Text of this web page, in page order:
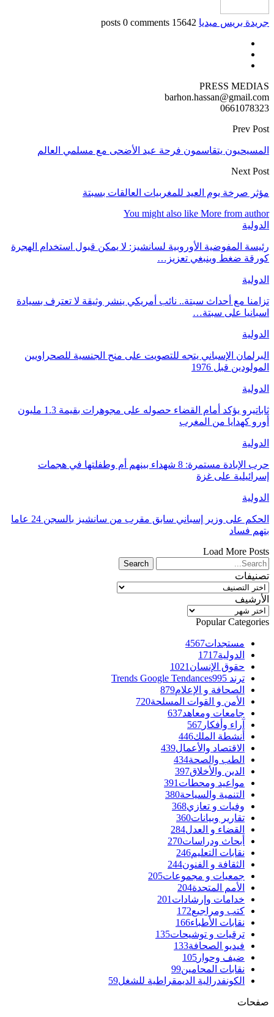
جريدة بريس ميديا 15642 posts
0 comments
PRESS MEDIAS
barhon.hassan@gmail.com
0661078323
Prev Post
المسيحيون يتقاسمون فرحة عيد الأضحى مع مسلمي العالم
Next Post
مؤثر صرخة يوم العيد للمغربيات العالقات بسبتة
You might also like More from author
الدولية
رئيسة المفوضية الأوروبية لسانشيز: لا يمكن قبول استخدام الهجرة
كورقة ضغط وينبغي تعزيز…
الدولية
تزامنا مع أحداث سبتة.. نائب أمريكي ينشر وثيقة لا تعترف بسيادة
اسبانيا على سبتة…
الدولية
البرلمان الإسباني يتجه للتصويت على منح الجنسية للصحراويين
المولودين قبل 1976
الدولية
ثاباتيرو يؤكد أمام القضاء حصوله على مجوهرات بقيمة 1.3 مليون
أورو كهدايا من المغرب
الدولية
حرب الإبادة مستمرة: 8 شهداء بينهم أم وطفلتها في هجمات
إسرائيلية على غزة
الدولية
الحكم على وزير إسباني سابق مقرب من سانشيز بالسجن 24 عاما
بتهم فساد
Load More Posts
تصنيفات
تصنيفات
الأرشيف
الأرشيف
Popular Categories
مستجدات4567
الدولية1717
حقوق الإنسان 1021
ترند Trends Google Tendances 995
الصحافة و الإعلام879
الأمن و القوات المسلحة720
جامعات ومعاهد637
آراء وأفكار 567
أنشطة الملك446
الاقتصاد والأعمال439
الطب والصحة434
الدين والأخلاق397
مواعيد ومحطات 391
التنمية والسياحة380
وفيات و تعازي368
تقارير وبيانات360
القضاء و العدل284
أبحاث ودراسات270
نقابات التعليم246
الثقافة و الفنون244
جمعيات و مجموعات205
الأمم المتحدة204
خدامات وإرشادات 201
كتب ومراجيع172
نقابات الأطباء166
ترقيات و توشيحات135
فيديو الصحافة133
ضيف وحوار 105
نقابات المحامين99
الكونفدرالية الديمقراطية للشغل59
صفحات